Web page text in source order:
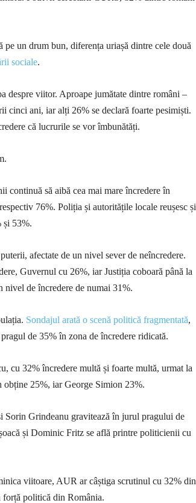
un drum bun, diferența uriașă dintre cele două
sociale.
despre viitor. Aproape jumătate dintre români –
cinci ani, iar alți 26% se declară foarte pesimiști.
că lucrurile se vor îmbunătăți.
continuă să aibă cea mai mare încredere în
76%. Poliția și autoritățile locale reușesc și
și 53%.
afectate de un nivel sever de neîncredere.
Guvernul cu 26%, iar Justiția coboară până la
nivel de încredere de numai 31%.
Sondajul arată o scenă politică fragmentată,
de 35% în zona de încredere ridicată.
cu 32% încredere multă și foarte multă, urmat la
25%, iar George Simion 23%.
Sorin Grindeanu gravitează în jurul pragului de
și Dominic Fritz se află printre politicienii cu
viitoare, AUR ar câștiga scrutinul cu 32% din
politică din România.